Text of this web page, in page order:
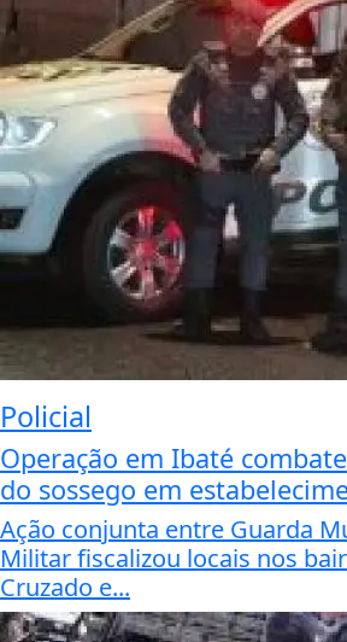
Policial
Operação em Ibaté
do sossego em
Ação conjunta entre Guarda
Militar fiscalizou locais nos
Cruzado e...